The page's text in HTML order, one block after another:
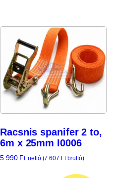
Racsnis spanifer 2 to,
6m x 25mm I0006
5 990 Ft nettó (7 607 Ftbruttó)